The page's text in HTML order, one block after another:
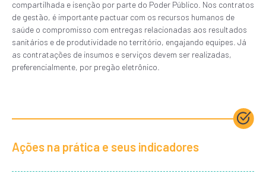
compartilhada e isenção por parte do Poder Público. Nos contratos
de gestão, é importante pactuar com os recursos humanos de
saúde o compromisso com entregas relacionadas aos resultados
sanitários e de produtividade no território, engajando equipes. Já
as contratações de insumos e serviços devem ser realizadas,
preferencialmente, por pregão eletrônico.
Ações na prática e seus indicadores